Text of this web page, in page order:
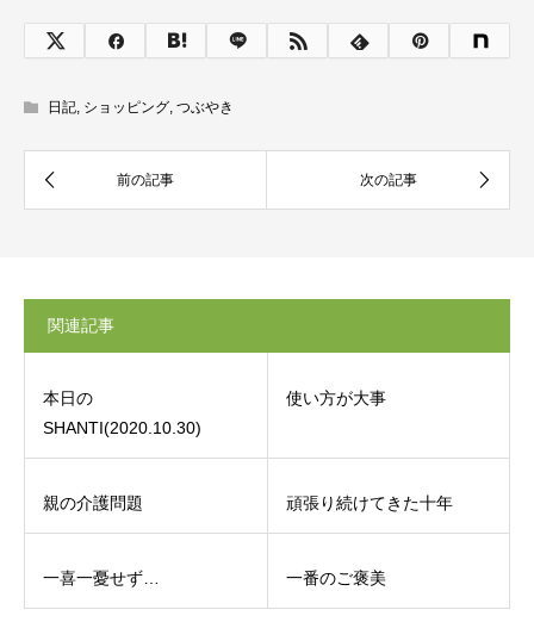
日記, ショッピング, つぶやき
関連記事
本日の
SHANTI(2020.10.30)
使い方が大事
親の介護問題 頑張り続けてきた十年
一喜一憂せず… 一番のご褒美